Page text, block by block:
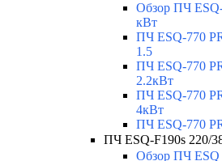
Обзор ПЧ
кВт
ПЧ ESQ-770
1.5
ПЧ ESQ-770
2.2кВт
ПЧ ESQ-770
4кВт
ПЧ ESQ-770
ПЧ ESQ-F190s 220/
Обзор ПЧ ESQ